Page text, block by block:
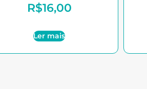
R$16,00
Ler mais